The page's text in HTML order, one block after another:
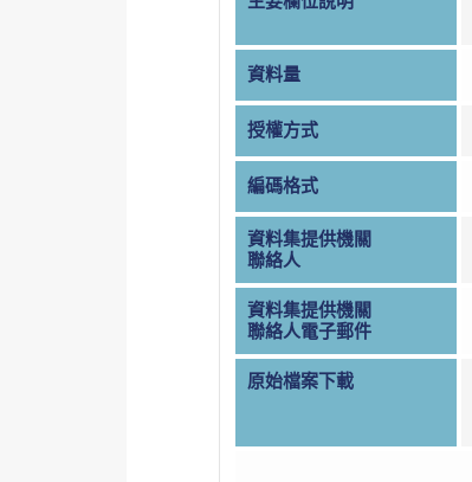
資料量
授權方式
編碼格式
資料集提供機關
聯絡人
資料集提供機關
聯絡人電子郵件
原始檔案下載